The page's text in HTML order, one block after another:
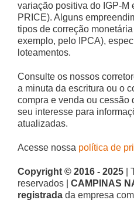
variação positiva do IGP-M
PRICE). Alguns
tipos de correção
exemplo, pelo IPCA),
loteamentos.
Consulte os nossos
a minuta da escritura ou o
compra e venda ou cessão
seu interesse para
atualizadas.
Acesse nossa política de
Copyright © 2016 - 2025 |
reservados | CAMPINAS
registrada da empresa